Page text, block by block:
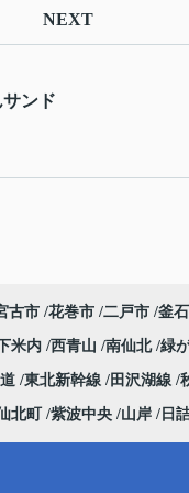
NEXT
ンド
古市 花巻市 二戸市 釜
米内 西青山 南仙北 緑
東北新幹線 田沢湖線
北町 紫波中央 山岸 日